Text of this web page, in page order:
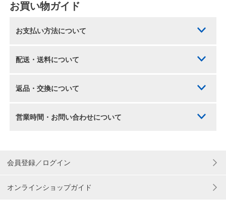
お買い物ガイド
お支払い方法について
配送・送料について
返品・交換について
営業時間・お問い合わせについて
会員登録／ログイン
オンラインショップガイド